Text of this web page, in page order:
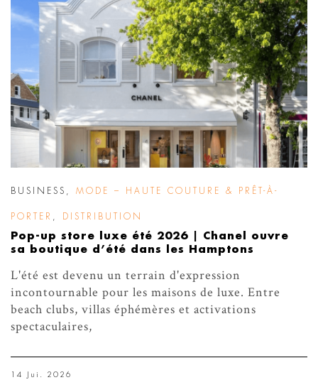
BUSINESS , MODE – HAUTE COUTURE & PRÊT-À-
PORTER , DISTRIBUTION
Pop-up store luxe été 2026 | Chanel ouvre
sa boutique d’été dans les Hamptons
L'été est devenu un terrain d'expression
incontournable pour les maisons de luxe. Entre
beach clubs, villas éphémères et activations
spectaculaires,
14 Jui. 2026